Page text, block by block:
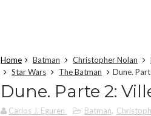
Home Batman Christopher Nolan
Star Wars
The Batman Dune.
Dune. Parte 2:
Carlos J. Eguren Batman,